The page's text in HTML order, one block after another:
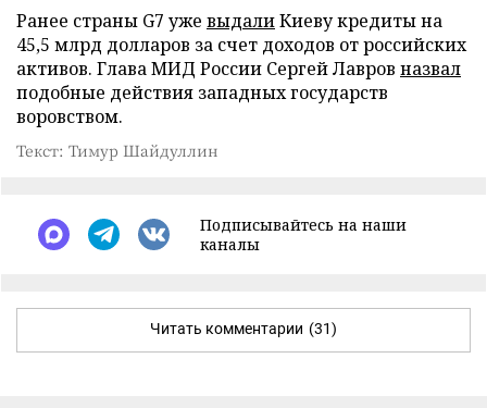
Ранее страны G7 уже выдалиКиеву кредиты на
45,5 млрд долларов за счет доходов от российских
активов. Глава МИД России Сергей Лавров назвал
подобные действия западных государств
воровством.
Текст: Тимур Шайдуллин
Подписывайтесь на наши
каналы
Читать комментарии (31)